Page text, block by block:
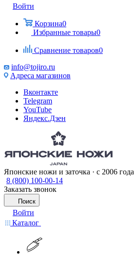
Войти
Корзина0
Избранные товары0
Сравнение товаров0
info@tojiro.ru
Адреса магазинов
Вконтакте
Telegram
YouTube
Яндекс.Дзен
Японские ножи и заточка · с 2006 года
8 (800) 100-00-14
Заказать звонок
Поиск
Войти
Каталог